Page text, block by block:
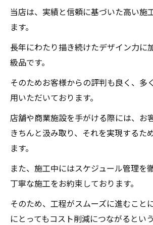
当店は、実績と信頼に基づいた高い施
ます。
長年にわたり描き続けたデザイン力に
級品です。
そのためお客様からの評判も良く、多
用いただいております。
店舗や商業施設を手がける際には、お
きちんと汲み取り、それを実現するた
ます。
また、施工中にはスケジュール管理を
丁寧な施工をお約束しております。
そのため、工程がスムーズに進むこと
にとってもコスト削減につながるとい